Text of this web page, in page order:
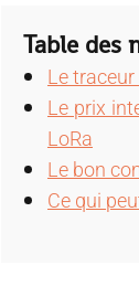
Table des
Le
Le prix
LoRa
Le bon
Ce qui